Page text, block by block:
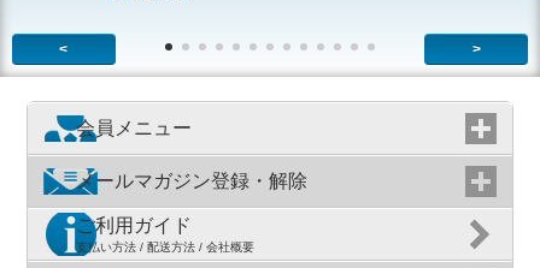
< >
会員メニュー
メールマガジン登録・解除
ご利用ガイド
支払い方法 / 配送方法 / 会社概要